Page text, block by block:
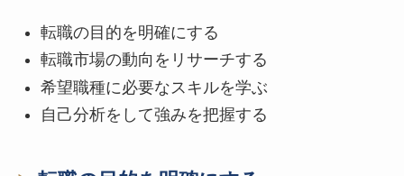
転職の目的を明確にする
転職市場の動向をリサーチする
希望職種に必要なスキルを学ぶ
自己分析をして強みを把握する